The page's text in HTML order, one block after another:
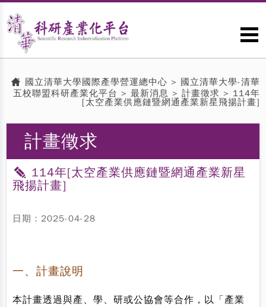
國立清華大學國際產學營運總中心 > 國立清華大學-清華
五校聯盟科研產業化平台 > 最新消息 > 計畫徵求 > 114年
[太空產業供應鏈暨網通產業新星飛揚計畫]
計畫徵求
114年[太空產業供應鏈暨網通產業新星
飛揚計畫]
日期：2025-04-28
一、計畫說明
本計畫透過與產、學、研或公協會等合作，以「產業